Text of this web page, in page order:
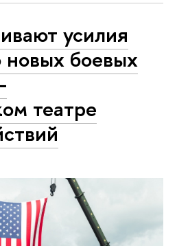
усилия
боевых
театре